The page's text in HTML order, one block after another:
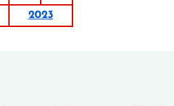
2023